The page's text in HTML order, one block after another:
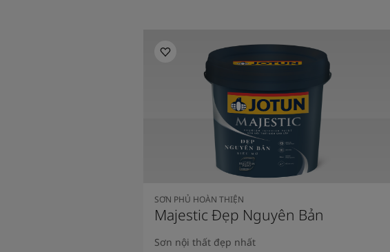
SƠN PHỦ HOÀN THIỆN
Majestic Đẹp Nguyên Bản
Sơn nội thất đẹp nhất